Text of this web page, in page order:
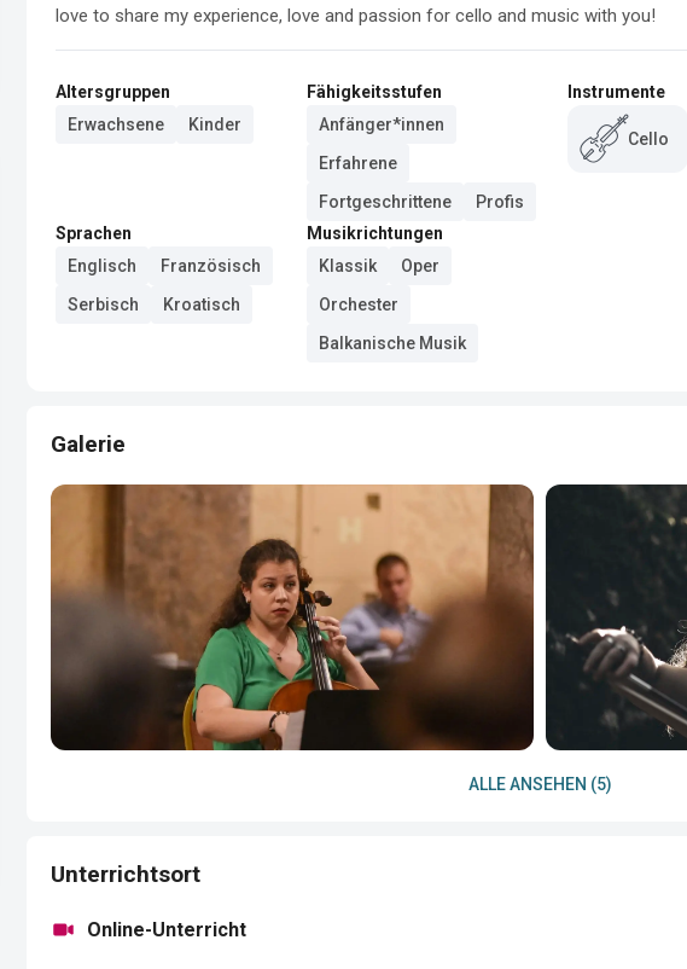
love to share my experience, love and passion for cello and music with you!
Altersgruppen
Erwachsene
Kinder
Fähigkeitsstufen
Anfänger*innen
Erfahrene
Fortgeschrittene
Profis
Sprachen
Englisch
Französisch
Serbisch
Kroatisch
Musikrichtungen
Klassik
Oper
Orchester
Balkanische Musik
Instrumente
Cello
Galerie
ALLE ANSEHEN (5)
Unterrichtsort
Online-Unterricht